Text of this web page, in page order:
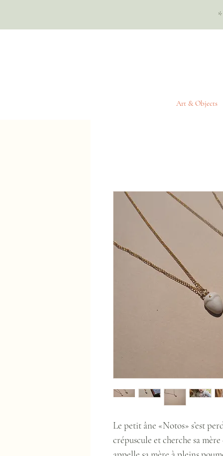
Art & Objects
Le petit âne «Notos» s’est
crépuscule et cherche sa